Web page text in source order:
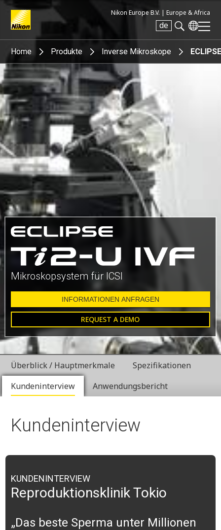
Nikon Europe B.V. | Europe & Africa
de
Search keyword(s)
Home Produkte Inverse Mikroskope
Mikroskopsystem für ICSI
INFORMATIONEN ANFRAGEN
REQUEST A DEMO
Überblick / Hauptmerkmale
Spezifikationen
Kundeninterview
Anwendungsbericht
Kundeninterview
KUNDENINTERVIEW
Reproduktionsklinik Tokio
„Das beste Sperma unter Millionen